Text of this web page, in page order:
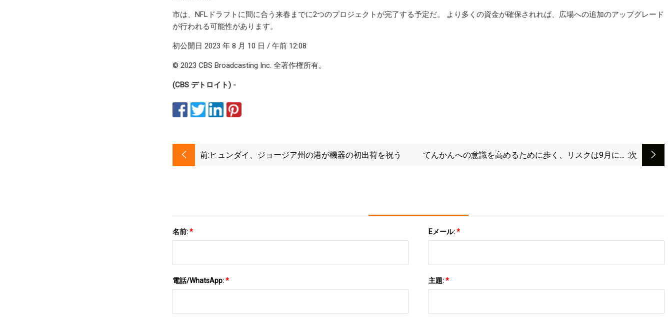
市は、NFLドラフトに間に合う来春までに2つのプロジェクトが完了する予定だ。 より多くの資金が確保されれば、広場への追加のアップグレード
が行われる可能性があります。
初公開日 2023 年 8 月 10 日 / 午前 12:08
© 2023 CBS Broadcasting Inc. 全著作権所有。
(CBS デトロイト) -
前: ヒュンダイ、ジョー​​ジア州の港が機器の初出荷を祝う
てんかんへの意識を高めるために歩く、リスクは9月に設 :次
名前:* Eメール:*
電話/WhatsApp:* 主題:*